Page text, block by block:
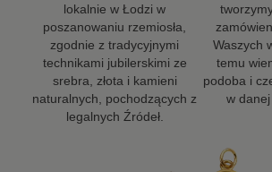
lokalnie w Łodzi w
poszanowaniu rzemiosła,
zgodnie z tradycyjnymi
technikami jubilerskimi ze
srebra, złota i kamieni
naturalnych, pochodzących z
legalnych Źródeł.
Waszych
temu
podoba i
w